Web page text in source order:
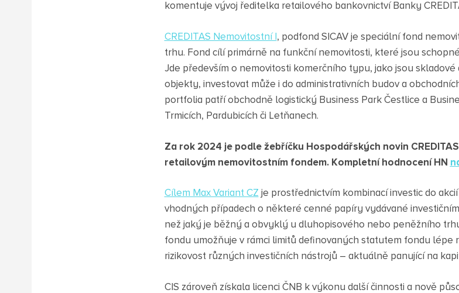
komentuje vývoj ředitelka retailového bankovnictví Banky
CREDITAS Nemovitostní I , podfond SICAV je speciální fond
trhu. Fond cílí primárně na funkční nemovitosti, které jsou
Jde především o nemovitosti komerčního typu, jako jsou
objekty, investovat může i do administrativních budov a
portfolia patří obchodně logistický Business Park Čestlice a
Trmicích, Pardubicích či Letňanech.
Za rok 2024 je podle žebříčku Hospodářských novin
retailovým nemovitostním fondem. Kompletní hodnocení HN
Cílem Max Variant CZ je prostřednictvím kombinací investic do
vhodných případech o některé cenné papíry vydávané
než jaký je běžný a obvyklý u dluhopisového nebo peněžního
fondu umožňuje v rámci limitů definovaných statutem fondu
rizikovost různých investičních nástrojů – aktuálně panující na
CIS zároveň získala licenci ČNB k výkonu další činnosti a nově